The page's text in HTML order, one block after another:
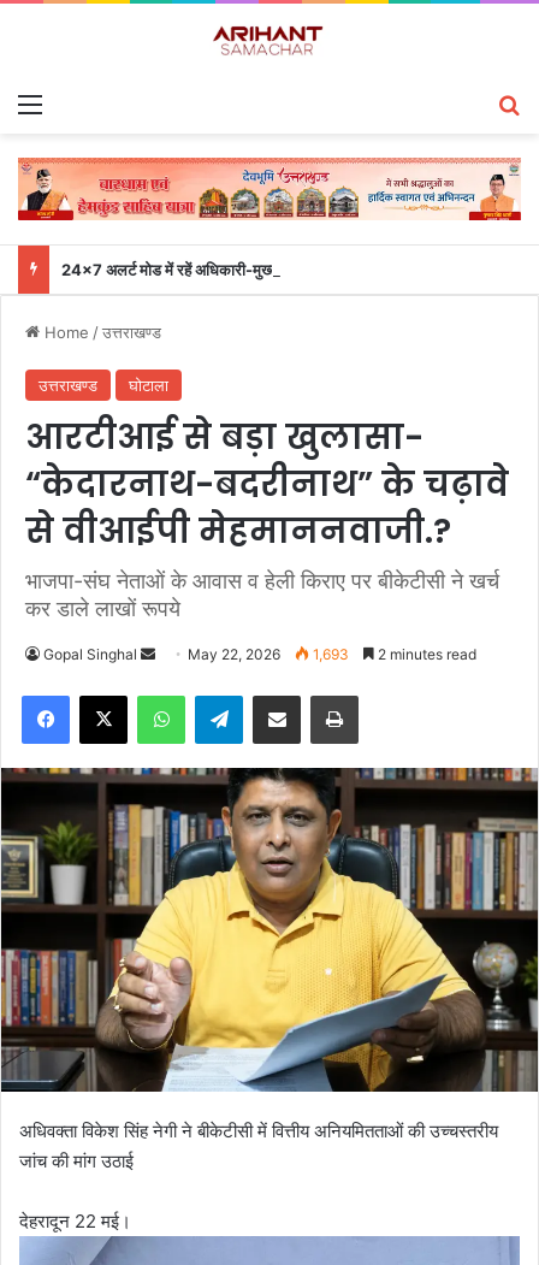
Home /उत्तराखण्ड
उत्तराखण्ड घोटाला
आरटीआई से बड़ा खुलासा-
“केदारनाथ-बदरीनाथ” के चढ़ावे
से वीआईपी मेहमाननवाजी.?
भाजपा-संघ नेताओं के आवास व हेली किराए पर बीकेटीसी ने खर्च
कर डाले लाखों रूपये
Gopal Singhal
n
d
a
e
m
i
May 22, 2026 1,693 2 minutes read
Telegram
अधिवक्ता विकेश सिंह नेगी ने बीकेटीसी में वित्तीय अनियमितताओं की उच्चस्तरीय
जांच की मांग उठाई
देहरादून 22 मई।